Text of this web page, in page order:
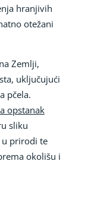
hranjivih
otežani
Zemlji,
uključujući
pčela.
opstanak
sliku
u prirodi te
okolišu i